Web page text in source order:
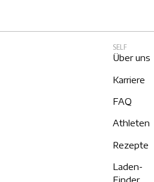
SELF
Über uns
Karriere
FAQ
Athleten
Rezepte
Laden-
Finder